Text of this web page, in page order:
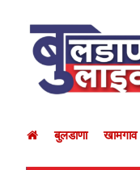
बुलडाणा खामगाव